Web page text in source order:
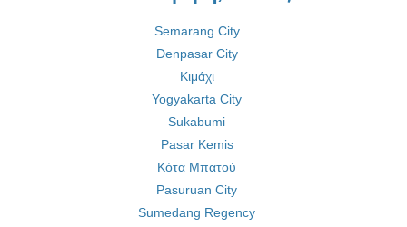
Semarang City
Denpasar City
Κιμάχι
Yogyakarta City
Sukabumi
Pasar Kemis
Κότα Μπατού
Pasuruan City
Sumedang Regency